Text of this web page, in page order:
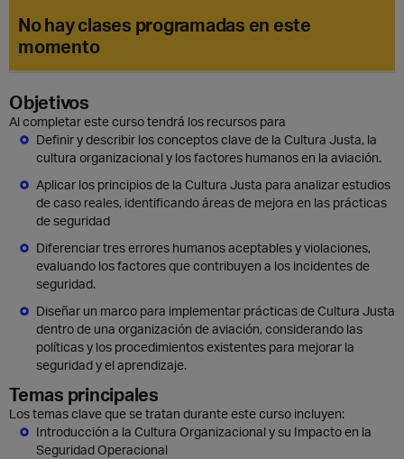
No hay clases programadas en este
momento
Objetivos
Al completar este curso tendrá los recursos para
Definir y describir los conceptos clave de la Cultura Justa, la
cultura organizacional y los factores humanos en la aviación.
Aplicar los principios de la Cultura Justa para analizar estudios
de caso reales, identificando áreas de mejora en las prácticas
de seguridad
Diferenciar tres errores humanos aceptables y violaciones,
evaluando los factores que contribuyen a los incidentes de
seguridad.
Diseñar un marco para implementar prácticas de Cultura Justa
dentro de una organización de aviación, considerando las
políticas y los procedimientos existentes para mejorar la
seguridad y el aprendizaje.
Temas principales
Los temas clave que se tratan durante este curso incluyen:
Introducción a la Cultura Organizacional y su Impacto en la
Seguridad Operacional